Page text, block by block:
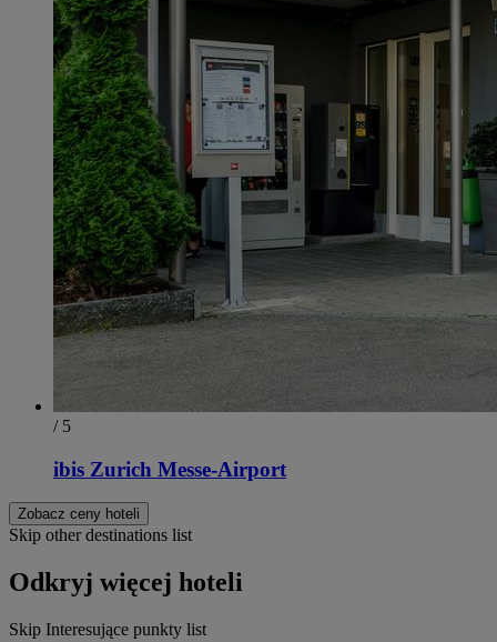
/ 5
ibis Zurich Messe-Airport
Zobacz ceny hoteli
Skip other destinations list
Odkryj więcej hoteli
Skip Interesujące punkty list